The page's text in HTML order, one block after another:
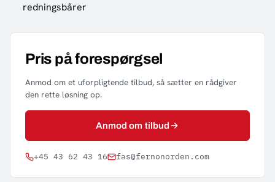
redningsbårer
Pris på forespørgsel
Anmod om et uforpligtende tilbud, så sætter en rådgiver
den rette løsning op.
Anmod om tilbud
+45 43 62 43 16 fas@fernonorden.com